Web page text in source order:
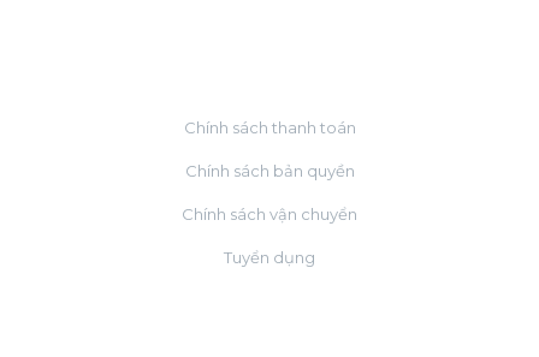
Chính sách thanh toán
Chính sách bản quyền
Chính sách vận chuyển
Tuyển dụng